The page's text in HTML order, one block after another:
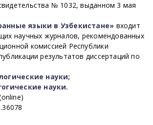
№ 1032, выданном 3 мая
языки в Узбекистане» входит
научных журналов, рекомендованных
комиссией Республики
результатов диссертаций по
науки;
науки.